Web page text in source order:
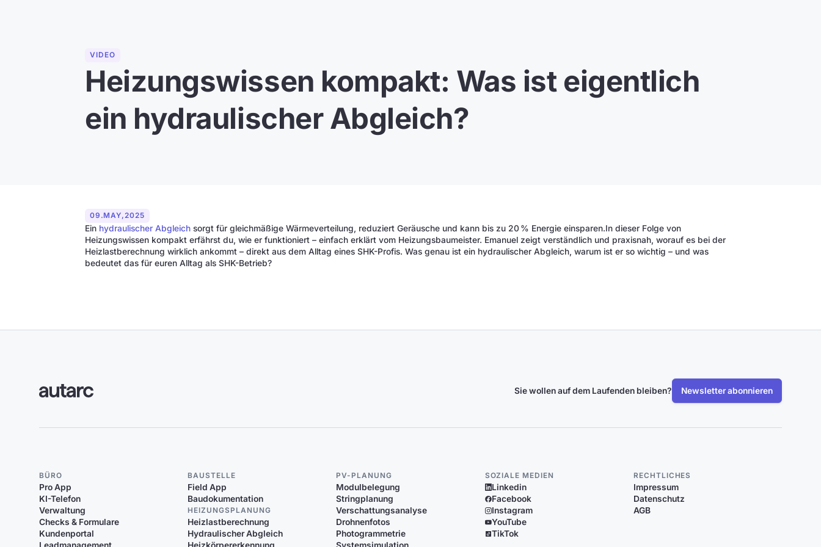
VIDEO
Heizungswissen kompakt: Was ist eigentlich
ein hydraulischer Abgleich?
09 .MAY,2025
Ein hydraulischer Abgleichsorgt für gleichmäßige Wärmeverteilung, reduziert Geräusche und kann bis zu 20 % Energie einsparen.In dieser Folge von
Heizungswissen kompakt erfährst du, wie er funktioniert – einfach erklärt vom Heizungsbaumeister. Emanuel zeigt verständlich und praxisnah, worauf es bei der
Heizlastberechnung wirklich ankommt – direkt aus dem Alltag eines SHK-Profis. Was genau ist ein hydraulischer Abgleich, warum ist er so wichtig – und was
bedeutet das für euren Alltag als SHK-Betrieb?
Sie wollen auf dem Laufenden bleiben? Newsletter abonnieren
BÜRO
Pro App
KI-Telefon
Verwaltung
Checks & Formulare
Kundenportal
BAUSTELLE
Field App
Baudokumentation
HEIZUNGSPLANUNG
Heizlastberechnung
Hydraulischer Abgleich
PV-PLANUNG
Modulbelegung
Stringplanung
Verschattungsanalyse
Drohnenfotos
Photogrammetrie
SOZIALE MEDIEN
Linkedin
Facebook
Instagram
YouTube
TikTok
RECHTLICHES
Impressum
Datenschutz
AGB